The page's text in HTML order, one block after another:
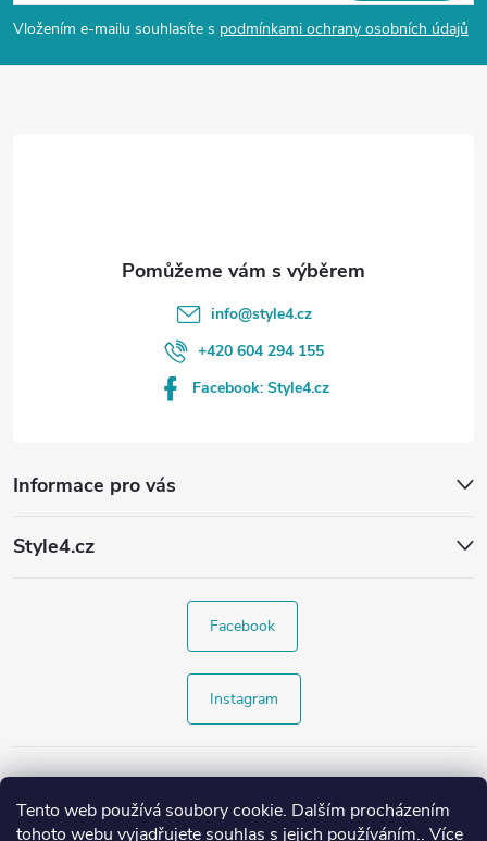
Tento web používá soubory cookie. Dalším procházením
tohoto webu vyjadřujete souhlas s jejich používáním.. Více
p
a
Vložením e-mailu souhlasíte s podmínkami ochrany osobních údajů
Informace pro vás
Style4.cz
info@style4.cz
+420 604 294 155
Facebook: Style4.cz
Facebook
Instagram